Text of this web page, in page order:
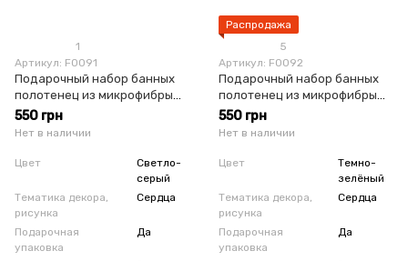
1
Артикул: F0091
Подарочный набор банных
полотенец из микрофибры
светло-серый
550 грн
Нет в наличии
Цвет
Светло-
серый
Тематика декора,
рисунка
Сердца
Подарочная
упаковка
Да
Распродажа
5
Артикул: F0092
Подарочный набор банных
полотенец из микрофибры
зеленый
550 грн
Нет в наличии
Цвет
Темно-
зелёный
Тематика декора,
рисунка
Сердца
Подарочная
упаковка
Да